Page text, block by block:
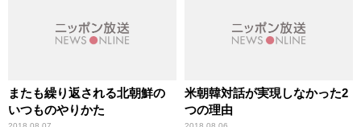
またも繰り返される北朝鮮の
いつものやりかた
米朝韓対話が実現しなかった2
つの理由